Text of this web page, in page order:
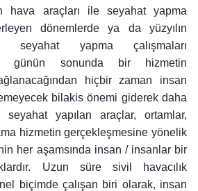
hava araçları ile seyahat yapma
dönemlerde ya da yüzyılın
seyahat yapma çalışmaları
günün sonunda bir hizmetin
hiçbir zaman insan
bilakis önemi giderek daha
yapılan araçlar, ortamlar,
hizmetin gerçekleşmesine yönelik
her aşamsında insan / insanlar bir
Uzun süre sivil havacılık
biçimde çalışan biri olarak, insan